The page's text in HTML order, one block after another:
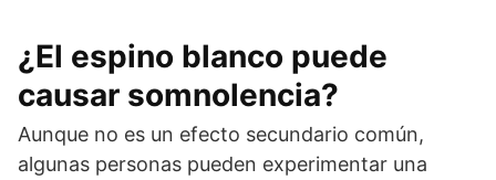
¿El espino blanco puede
causar somnolencia?
Aunque no es un efecto secundario común,
algunas personas pueden experimentar una